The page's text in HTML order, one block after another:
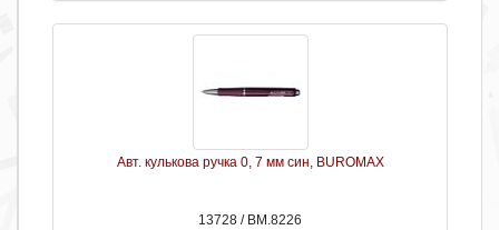
Авт. кулькова ручка 0, 7 мм син, BUROMAX
13728 / ВМ.8226